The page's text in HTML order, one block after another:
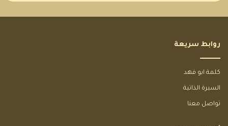
روابط سريعة
كلمة ابو فهد
السيرة الذاتية
تواصل معنا